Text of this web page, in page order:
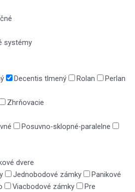
systémy
Decentis tlmený Rolan
Perlan
Zhrňovacie
Posuvno-sklopné-paralelne
dvere
Jednobodové zámky
Panikové
Viacbodové zámky
Pre